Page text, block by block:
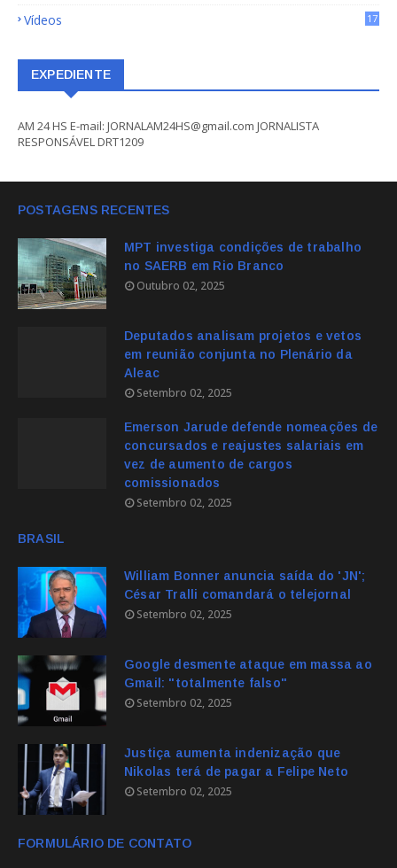
Vídeos 17
EXPEDIENTE
AM 24 HS E-mail: JORNALAM24HS@gmail.com JORNALISTA
RESPONSÁVEL DRT1209
POSTAGENS RECENTES
MPT investiga condições de trabalho
no SAERB em Rio Branco
Outubro 02, 2025
Deputados analisam projetos e vetos
em reunião conjunta no Plenário da
Aleac
Setembro 02, 2025
Emerson Jarude defende nomeações de
concursados e reajustes salariais em
vez de aumento de cargos
comissionados
Setembro 02, 2025
BRASIL
William Bonner anuncia saída do 'JN';
César Tralli comandará o telejornal
Setembro 02, 2025
Google desmente ataque em massa ao
Gmail: "totalmente falso"
Setembro 02, 2025
Justiça aumenta indenização que
Nikolas terá de pagar a Felipe Neto
Setembro 02, 2025
FORMULÁRIO DE CONTATO